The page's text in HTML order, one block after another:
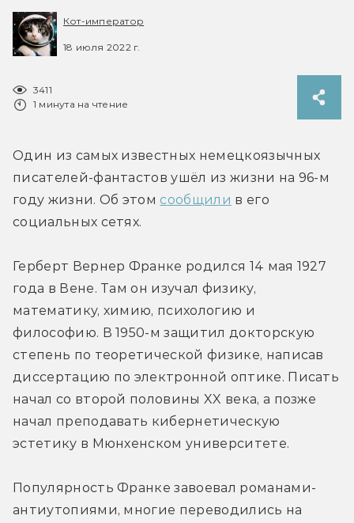
Кот-император
18 июля 2022 г.
3411
1 минута на чтение
Один из самых известных немецкоязычных
писателей-фантастов ушёл из жизни на 96-м
году жизни. Об этом сообщили в его
социальных сетях.
Герберт Вернер Франке родился 14 мая 1927
года в Вене. Там он изучал физику,
математику, химию, психологию и
философию. В 1950-м защитил докторскую
степень по теоретической физике, написав
диссертацию по электронной оптике. Писать
начал со второй половины XX века, а позже
начал преподавать кибернетическую
эстетику в Мюнхенском университете.
Популярность Франке завоевал романами-
антиутопиями, многие переводились на